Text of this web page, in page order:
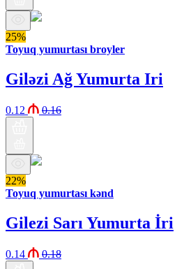
25%
Toyuq yumurtası broyler
Giləzi Ağ Yumurta Iri
0.12 0.16
22%
Toyuq yumurtası kənd
Gilezi Sarı Yumurta İri
0.14 0.18